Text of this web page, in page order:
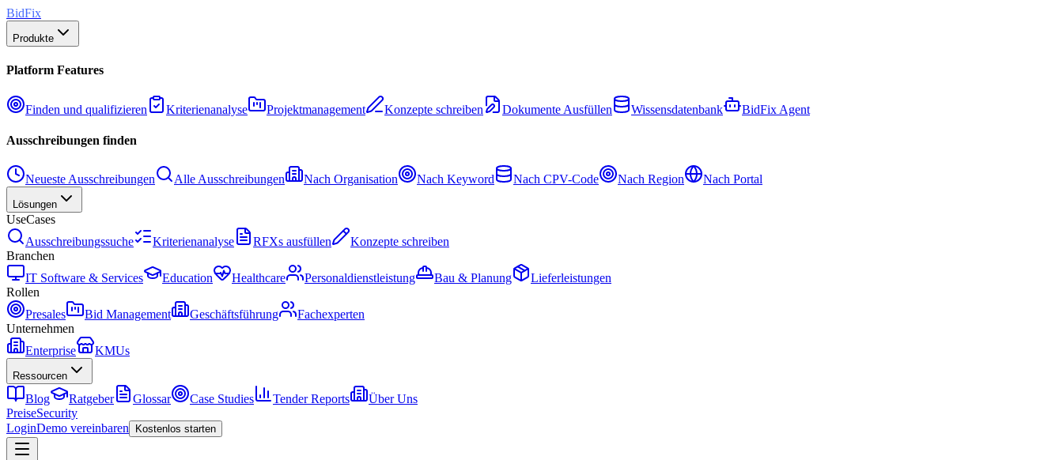
BidFix
Produkte
Platform Features
Finden und qualifizieren Kriterienanalyse Projektmanagement Konzepte schreiben Dokumente Ausfüllen Wissensdatenbank BidFix Agent
Ausschreibungen finden
Neueste Ausschreibungen Alle Ausschreibungen Nach Organisation Nach Keyword Nach CPV-Code Nach Region Nach Portal
Lösungen
UseCases
Ausschreibungssuche
Kriterienanalyse RFXs ausfüllen
Konzepte schreiben
Branchen
IT Software & Services
Education Healthcare Personaldienstleistung Bau & Planung
Lieferleistungen
Rollen
Presales
Bid Management Geschäftsführung
Fachexperten
Unternehmen
Enterprise
KMUs
Ressourcen
Blog Ratgeber Glossar Case Studies Tender Reports
Über Uns
PreiseSecurity
LoginDemo vereinbaren Kostenlos starten